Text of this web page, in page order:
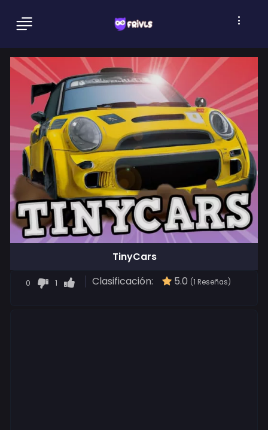
TinyCars
0 1 Clasificación: 5.0 (1 Reseñas)